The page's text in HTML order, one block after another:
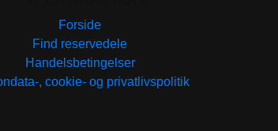
Forside
Find reservedele
Handelsbetingelser
, cookie- og privatlivspolitik